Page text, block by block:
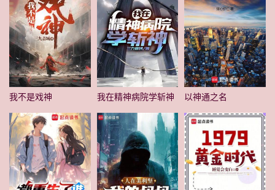
我不是戏神 我在精神病院学斩神 以神通之名